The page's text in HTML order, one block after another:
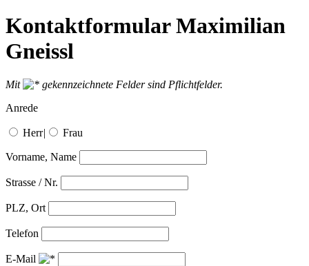
Kontaktformular Maximilian
Gneissl
Mit
gekennzeichnete Felder sind Pflichtfelder.
Anrede
Herr| Frau
Vorname, Name
Strasse / Nr.
PLZ, Ort
Telefon
E-Mail